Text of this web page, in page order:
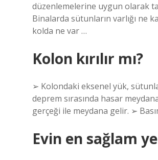
düzenlemelerine uygun olarak
Binalarda sütunların varlığı ne
kolda ne var …
Kolon kırılır mı?
➢ Kolondaki eksenel yük,
deprem sırasında hasar
gerçeği ile meydana gelir. ➢
Evin en sağlam